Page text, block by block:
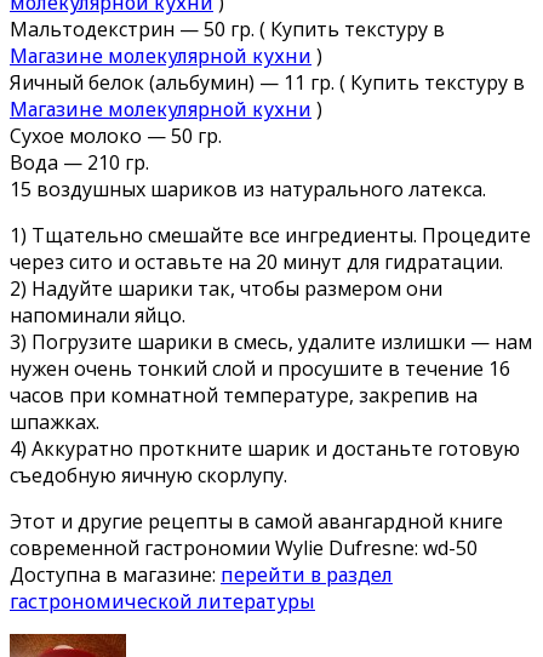
Мальтодекстрин — 50 гр. ( Купить текстуру в
Магазине молекулярной кухни )
Яичный белок (альбумин) — 11 гр. ( Купить текстуру в
Магазине молекулярной кухни )
Сухое молоко — 50 гр.
Вода — 210 гр.
15 воздушных шариков из натурального латекса.
1) Тщательно смешайте все ингредиенты. Процедите
через сито и оставьте на 20 минут для гидратации.
2) Надуйте шарики так, чтобы размером они
напоминали яйцо.
3) Погрузите шарики в смесь, удалите излишки — нам
нужен очень тонкий слой и просушите в течение 16
часов при комнатной температуре, закрепив на
шпажках.
4) Аккуратно проткните шарик и достаньте готовую
съедобную яичную скорлупу.
Этот и другие рецепты в самой авангардной книге
современной гастрономии Wylie Dufresne: wd-50
Доступна в магазине: перейти в раздел
гастрономической литературы